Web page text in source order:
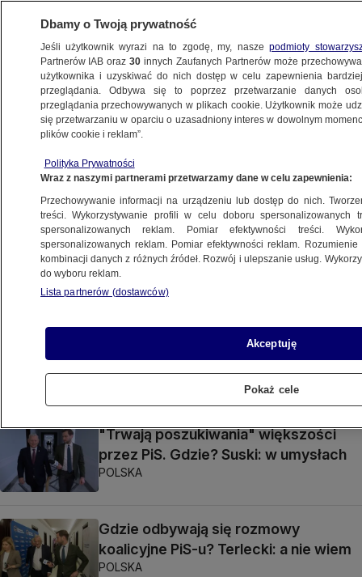
MAREK SUSKI
Suski o Noblu dla Wałęsy: zdaje się
małżonka odbierała tę nagrodę.
Przypominamy dlaczego
Michał Istel
Morawiecki szedł, by wygłosić
expose. Mównicę zajął Suski
"W jakim trybie chce pan wystąpić,
panie pośle Marku Suski?"
POLSKA
"Trwają poszukiwania" większości
przez PiS. Gdzie? Suski: w umysłach
POLSKA
Gdzie odbywają się rozmowy
koalicyjne PiS-u? Terlecki: a nie wiem
POLSKA
Dbamy o Twoją prywatność
Jeśli użytkownik wyrazi na to zgodę, my, naszepodmioty
Partnerów IAB oraz30 innych Zaufanych Partnerów może
użytkownika i uzyskiwać do nich dostęp w celu zapewnienia
przeglądania. Odbywa się to poprzez przetwarzanie danych
przeglądania przechowywanych w plikach cookie. Użytkownik może
się przetwarzaniu w oparciu o uzasadniony interes w dowolnym
plików cookie i reklam”.
Polityka Prywatności
Wraz z naszymi partnerami przetwarzamy dane w celu zapewnienia:
Przechowywanie informacji na urządzeniu lub dostęp do nich.
treści. Wykorzystywanie profili w celu doboru spersonalizowanych
spersonalizowanych reklam. Pomiar efektywności treści.
spersonalizowanych reklam. Pomiar efektywności reklam.
kombinacji danych z różnych źródeł. Rozwój i ulepszanie usług.
do wyboru reklam.
Lista partnerów (dostawców)
Akceptuję
Pokaż cele